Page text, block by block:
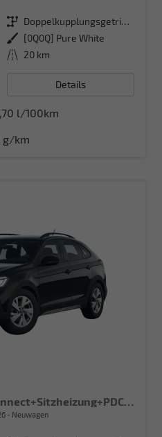
Getriebe
Doppelkupplungsgetriebe (DSG)
Außenfarbe [0Q0Q] Pure White
Kilometerstand 20 km
Details
l/100km
g/km
Trend 115PS DSG AppConnect+Sitzheizung+PDC+Alu16+LED+DAB+FrontAssist
Neuwagen